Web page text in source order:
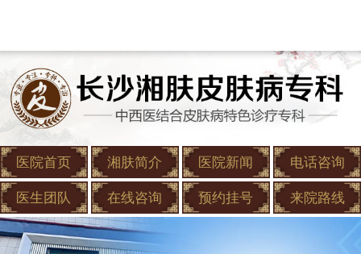
医院首页 湘肤简介 医院新闻 电话咨询
医生团队 在线咨询 预约挂号 来院路线